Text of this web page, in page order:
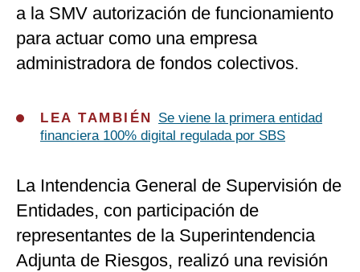
a la SMV autorización de funcionamiento
para actuar como una empresa
administradora de fondos colectivos.
LEA TAMBIÉN Se viene la primera entidad
financiera 100% digital regulada por SBS
La Intendencia General de Supervisión de
Entidades, con participación de
representantes de la Superintendencia
Adjunta de Riesgos, realizó una revisión